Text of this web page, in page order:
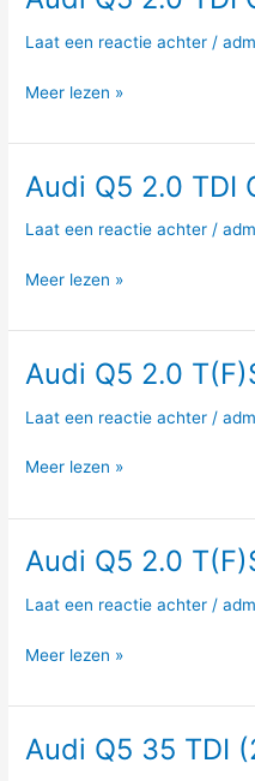
Laat een reactie achter /
2.0
CR
Meer lezen »
Audi Q5 2.0 TDI
Laat een reactie achter /
Audi
2.0
CR
Meer lezen »
Audi Q5 2.0
Laat een reactie achter /
Audi
2.0
190hp
Meer lezen »
Audi Q5 2.0
Laat een reactie achter /
Audi
2.0
252hp
Meer lezen »
Audi Q5 35 TDI
Audi